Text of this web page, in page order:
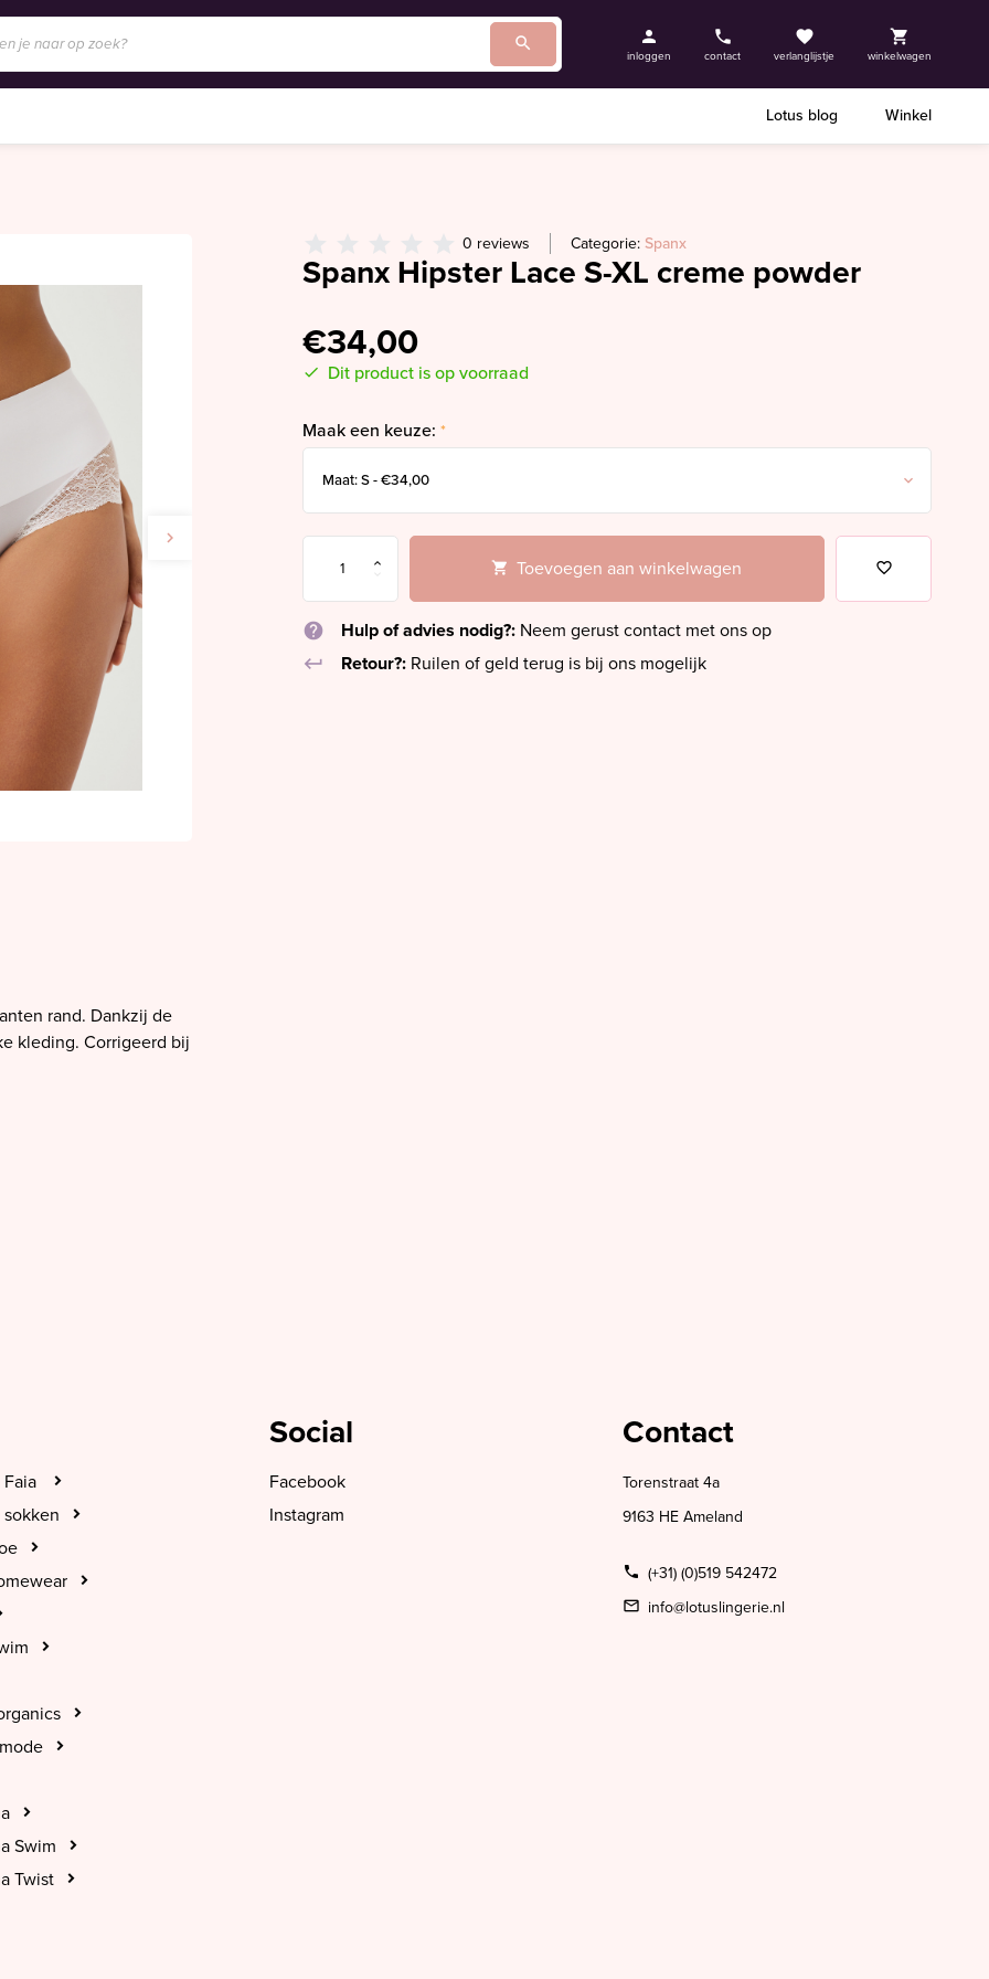
inloggen contact verlanglijstje winkelwagen
Lotus blog Winkel
0 reviews Categorie: Spanx
Spanx Hipster Lace S-XL creme powder
€34,00
Dit product is op voorraad
Maak een keuze: *
Toevoegen aan winkelwagen
help Hulp of advies nodig?: Neem gerust contact met ons op
keyboard_return
Retour?: Ruilen of geld terug is bij ons mogelijk
rand. Dankzij de
kleding. Corrigeerd bij
sokken
Swim
Twist
Social
Facebook
Instagram
Contact
Torenstraat 4a
9163 HE Ameland
(+31) (0)519 542472
info@lotuslingerie.nl